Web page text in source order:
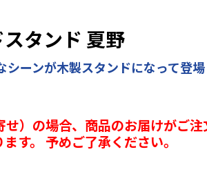
タンド 夏野
ーンが木製スタンドになって登場
）の場合、商品のお届けがご注
す。 予めご了承ください。